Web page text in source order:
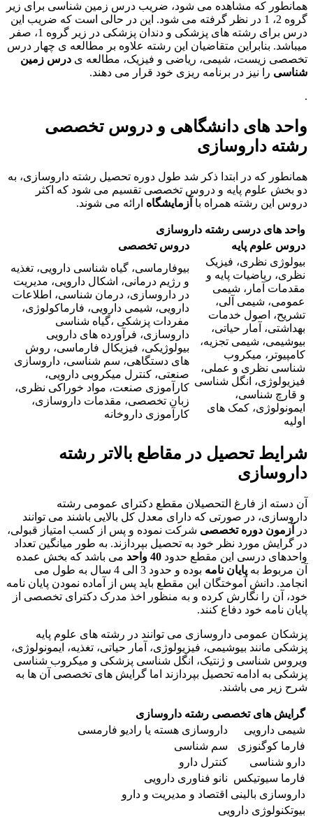
همانطور که مشاهده می شود، ضریب درس زمین شناسی برای زیر
گروه 2، 1 در نظر گرفته می شود. این در حالی است که ضریب این
درس برای رشته های پزشکی و دندان پزشکی در زیر گروه 1، صفر
میباشد. بنابراین متقاضیان این رشته علاوه بر مطالعه ی چهار درس
تخصصی زیست، شیمی، ریاضی و فیزیک، مطالعه ی درس زمین
شناسی را نیز در برنامه ریزی خود قرار می دهند.
.
واحد های دانشگاهی و دروس تخصصی
رشته داروسازی
همانطور که در ابتدا ذکر شد طول دوره تحصیل رشته داروسازی، به
دو بخش علوم پایه و دروس تخصصی تقسیم می شود که اکثر
دروس این رشته همراه با آزمایشگاه ارائه می شوند.
واحد های درسی رشته داروسازی
دروس علوم پایه
دروس تخصصی
بیولوژی‌ نظری‌، فیزیک‌
نظری‌، ریاضیات‌ پایه‌ و
مقدمات‌ آمار، شیمی‌
عمومی‌، شیمی‌ آلی‌،
تشریح‌، اصول‌ خدمات‌
بهداشتی‌، آمار حیاتی‌،
بیوشیمی‌، شیمی‌ تجزیه‌،
کامپیوتر، میکروب
‌شناسی‌ نظری‌ و عملی‌،
فیزیولوژی، انگل‌ شناسی‌
و قارچ ‌شناسی‌،
ایمونولوژی‌، کمک ‌های‌
اولیه‌
بیوفارماسی، گیاه‌ شناسی‌ دارویی‌، تغذیه‌
و رژیم‌ درمانی‌، اشکال‌ دارویی‌، مدیریت‌
در داروسازی‌، درمان‌ شناسی‌، اطلاعات‌
دارویی‌، شیمی‌ دارویی‌، فارماکولوژی‌،
مفردات‌ پزشکی‌ ،گیاه ‌شناسی‌
داروسازی، فرآورده‌ های‌ دارویی‌
بیولوژیکی‌، فیزیکال‌ فارماسی‌، روش‌
های‌ دستگاهی‌، سم ‌شناسی‌، داروسازی‌
صنعتی‌، کنترل‌ میکروبی‌ دارویی‌،
کارآموزی‌ صنعت، مواد خوراکی‌ نظری‌‌،
زبان‌ تخصصی‌، مقدمات‌ داروسازی‌‌،
کارآموزی‌ داروخانه‌
شرایط تحصیل در مقاطع بالاتر رشته
داروسازی
آن دسته از فارغ التحصیلان مقطع دکترای عمومی رشته
داروسازی، در صورتی که دارای معدل کل بالایی باشند می توانند
در
آزمون دوره تخصصی شرکت نموده و پس از کسب امتیاز قبولی،
در گرایش مورد نظر خود به تحصیل بپردازند. به طور میانگین تعداد
واحدهای درسی این مقطع حدود
می باشد که بخش عمده
آن مربوط به پایان نامه
بوده و حدود 3 الی 4 سال به طول می
انجامد. دانش آموختگان این مقطع باید پس از آماده نمودن پایان نامه
خود، آن را نگارش کرده و به منظور اخذ مدرک دکترای تخصصی از
پایان نامه خود دفاع کنند.
پزشکان عمومی داروسازی می توانند در رشته های علوم پایه
پزشکی مانند بیوشیمی، فیزیولوژی، آمار حیاتی، تغذیه، ایمونولوژی،
ویروس شناسی و ژنتیک، انگل شناسی پزشکی و میکروب شناسی
پزشکی به ادامه تحصیل بپردازند اما گرایش های تخصصی آن ها به
شرح زیر می باشند.
گرایش های تخصصی رشته داروسازی
شیمی دارویی
داروسازی هسته یا رادیو فارمسی
فارما کوگنوزی
سم شناسی
دارو شناسی
کنترل دارو
فارما سیوتیکس نانو فناوری دارویی
داروسازی بالینی اقتصاد و مدیریت و دارو
بیوتکنولوژی دارویی